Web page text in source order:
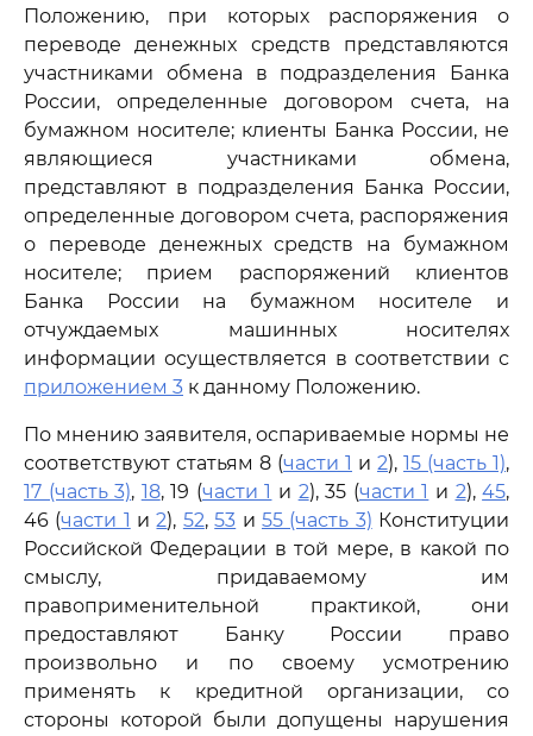
Положению, при которых распоряжения о
переводе денежных средств представляются
участниками обмена в подразделения Банка
России, определенные договором счета, на
бумажном носителе; клиенты Банка России, не
являющиеся участниками обмена,
представляют в подразделения Банка России,
определенные договором счета, распоряжения
о переводе денежных средств на бумажном
носителе; прием распоряжений клиентов
Банка России на бумажном носителе и
отчуждаемых машинных носителях
информации осуществляется в соответствии с
приложением 3 к данному Положению.
По мнению заявителя, оспариваемые нормы не
соответствуют статьям 8 (части 1 и 2), 15 (часть 1),
17 (часть 3), 18, 19 (части 1 и 2), 35 (части 1 и 2),45,
46 (части 1 и2), 52,53 и 55 (часть 3) Конституции
Российской Федерации в той мере, в какой по
смыслу, придаваемому им
правоприменительной практикой, они
предоставляют Банку России право
произвольно и по своему усмотрению
применять к кредитной организации, со
стороны которой были допущены нарушения